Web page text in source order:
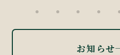
お知らせ